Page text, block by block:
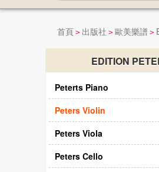
首頁 > 出版社 > 歐美樂譜 >
EDITION
Peterts Piano
Peters Violin
Peters Viola
Peters Cello